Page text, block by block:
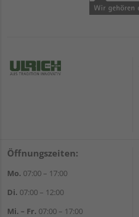
Öffnungszeiten:
Mo. 07:00 – 17:00
Di. 07:00 – 12:00
Mi. – Fr. 07:00 – 17:00